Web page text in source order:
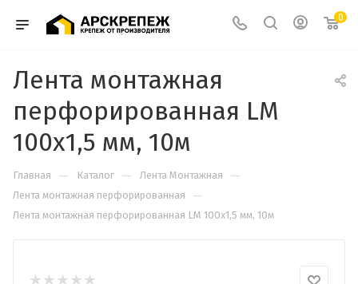
0
Лента монтажная
перфорированная LM
100х1,5 мм, 10м
Главная — Каталог — Лента Монтажная —
Лента монтажная перфорированная —
Лента монтажная перфорированная LM 100х1,5 мм, 10м